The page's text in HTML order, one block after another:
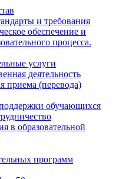
и требования
обеспечение и
процесса.
услуги
деятельность
приема (перевода)
обучающихся
в образовательной
программ